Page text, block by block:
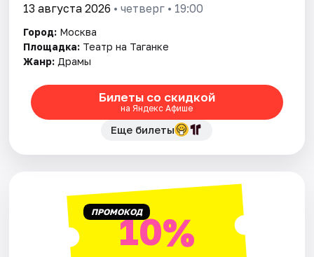
Артисты
Рейтинги
13 августа 2026 • четверг • 19:00
Город: Москва
Площадка: Театр на Таганке
Жанр: Драмы
Билеты со скидкой
на Яндекс Афише
Еще билеты
ПРОМОКОД10%